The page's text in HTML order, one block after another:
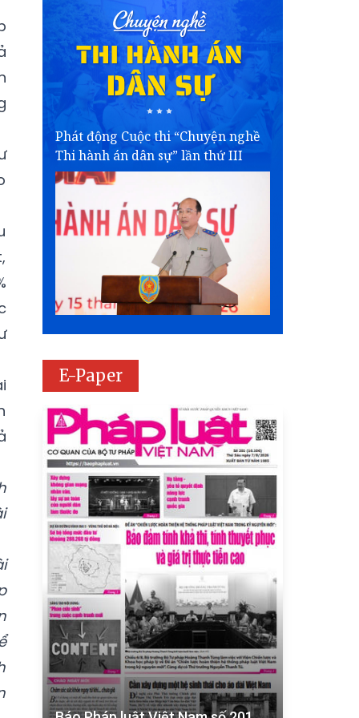
Phát động Cuộc thi “Chuyện nghề
Thi hành án dân sự” lần thứ III
E-Paper